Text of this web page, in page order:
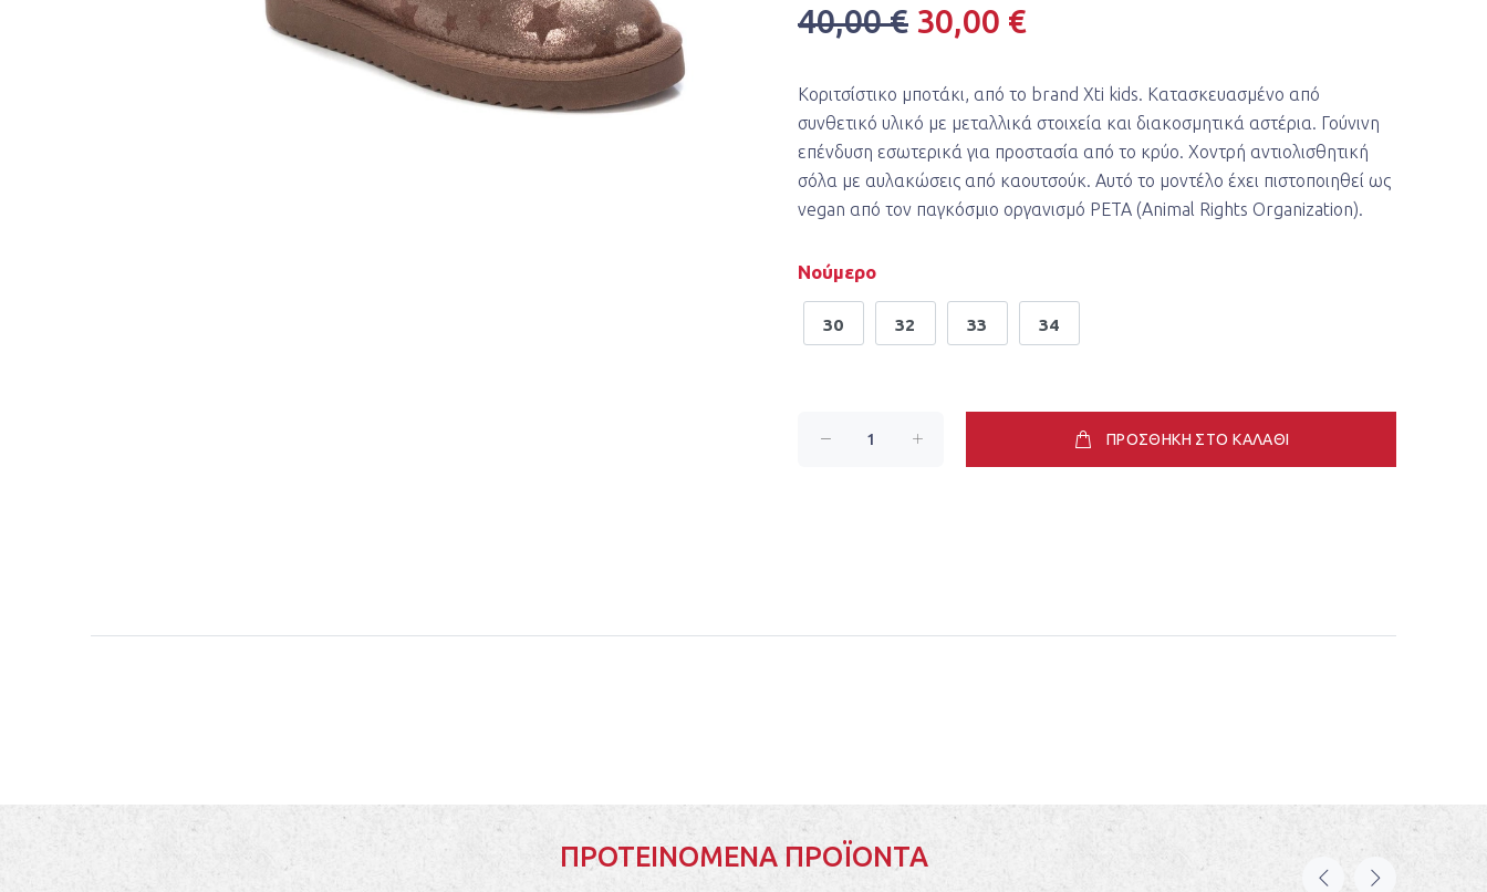
40,00 € 30,00 €
Κοριτσίστικο μποτάκι, από το brand Xti kids. Κατασκευασμένο από
συνθετικό υλικό με μεταλλικά στοιχεία και διακοσμητικά αστέρια. Γούνινη
επένδυση εσωτερικά για προστασία από το κρύο. Χοντρή αντιολισθητική
σόλα με αυλακώσεις από καουτσούκ. Αυτό το μοντέλο έχει πιστοποιηθεί ως
vegan από τον παγκόσμιο οργανισμό PETA (Animal Rights Organization).
Νούμερο
30 32 33 34
ΠΡΟΣΘΗΚΗ ΣΤΟ ΚΑΛΑΘΙ
ΠΡΟΤΕΙΝΌΜΕΝΑ ΠΡΟΪΌΝΤΑ